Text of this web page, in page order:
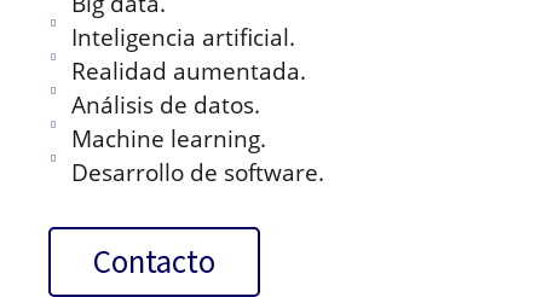
Inteligencia artificial.
Realidad aumentada.
Análisis de datos.
Machine learning.
Desarrollo de software.
Contacto